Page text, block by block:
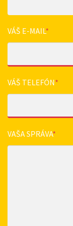
VÁŠ E-MAIL*
VÁŠ TELEFÓN*
VAŠA SPRÁVA*